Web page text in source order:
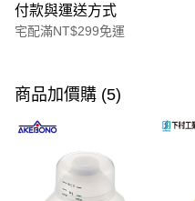
付款與運送方式
宅配滿NT$299免運
信用卡一次付款
超商取貨付款
LINE Pay
Apple Pay
商品加價購 (5)